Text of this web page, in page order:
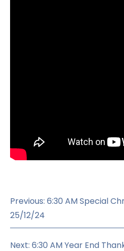
Previous: 6:30 AM Special
25/12/24
Next: 6:30 AM Year End